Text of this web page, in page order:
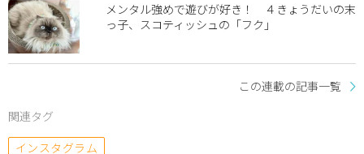
メンタル強めで遊びが好き！ ４きょうだいの末
っ子、スコティッシュの「フク」
この連載の記事一覧
関連タグ
インスタグラム